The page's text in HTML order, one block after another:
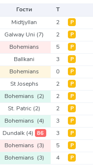
Гости Т
Midtjyllan 2 Р
Galway Uni (7) 2 Р
Bohemians 5 Р
Ballkani 3 Р
Bohemians 0 Р
St Josephs 2 Р
Bohemians (2) 2 Р
St. Patric (2) 2 Р
Bohemians (4) 3 Р
Dundalk (4) 86 3 Р
Bohemians (3) 5 Р
Bohemians (3) 4 Р